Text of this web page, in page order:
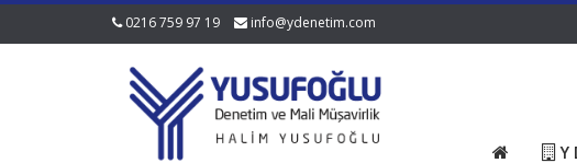
0216 759 97 19 info@ydenetim.com
Y